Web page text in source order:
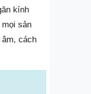
kính
sản
cách